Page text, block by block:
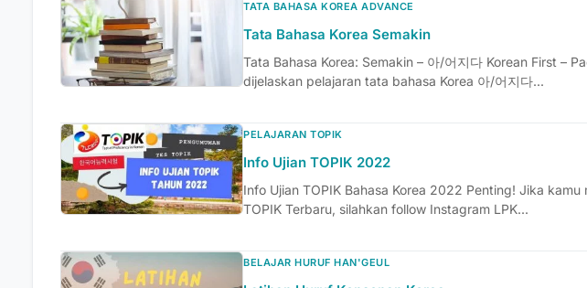
TATA BAHASA KOREA ADVANCE
Tata Bahasa Korea Semakin
Tata Bahasa Korea: Semakin – 아/어지다 Korean First –
dijelaskan pelajaran tata bahasa Korea 아/어지다...
PELAJARAN TOPIK
Info Ujian TOPIK 2022
Info Ujian TOPIK Bahasa Korea 2022 Penting! Jika
TOPIK Terbaru, silahkan follow Instagram LPK...
BELAJAR HURUF HAN'GEUL